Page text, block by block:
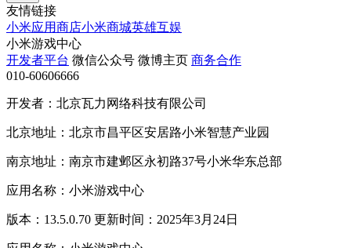
友情链接
小米应用商店小米商城英雄互娱
小米游戏中心
开发者平台 微信公众号 微博主页 商务合作
010-60606666
开发者：北京瓦力网络科技有限公司
北京地址：北京市昌平区安居路小米智慧产业园
南京地址：南京市建邺区永初路37号小米华东总部
应用名称：小米游戏中心
版本：13.5.0.70 更新时间：2025年3月24日